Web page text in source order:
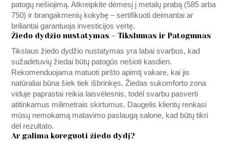
patogų nešiojimą. Atkreipkite dėmesį į metalų prabą (585 arba
750) ir brangakmenių kokybę – sertifikuoti deimantai ar
briliantai garantuoja investicijos vertę.
Žiedo dydžio nustatymas – Tikslumas ir Patogumas
Tikslaus žiedo dydžio nustatymas yra labai svarbus, kad
sužadėtuvių žiedai būtų patogūs nešioti kasdien.
Rekomenduojama matuoti piršto apimtį vakare, kai jis
natūraliai būna šiek tiek išbrinkęs. Žiedas sukomforto zona
viduje paprastai reikia laisvėlesnis, todėl svarbu pasverti
atitinkamus milimetrais skirtumus. Daugelis klientų renkasi
mūsų nemokamą matavimo paslaugą salone, kad būtų tikri
dėl rezultato.
Ar galima koreguoti žiedo dydį?